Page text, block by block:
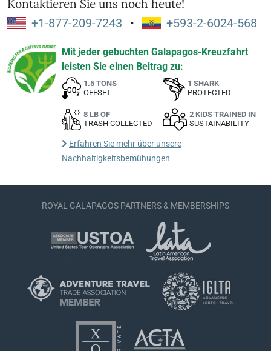
Kontaktieren Sie uns noch heute!
+1-877-209-7243
• +593-2-6024-568
Mit jeder gebuchten Galapagos-Kreuzfahrt
leisten Sie einen Beitrag zu:
1.5 TONS
OFFSET
1 SHARK
PROTECTED
8 LB OF
TRASH COLLECTED
2 KIDS TRAINED IN
SUSTAINABILITY
Erfahren Sie mehr über unsere
Nachhaltigkeitsbemühungen
ROYAL GALAPAGOS PARTNERS & MEMBERSHIPS